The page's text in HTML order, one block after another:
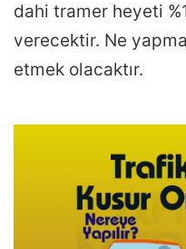
dahi tramer heyeti
verecektir. Ne
etmek olacaktır.